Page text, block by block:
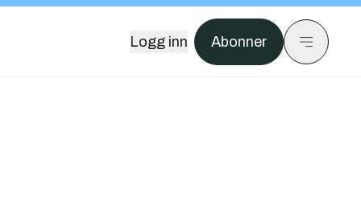
Logg inn Abonner